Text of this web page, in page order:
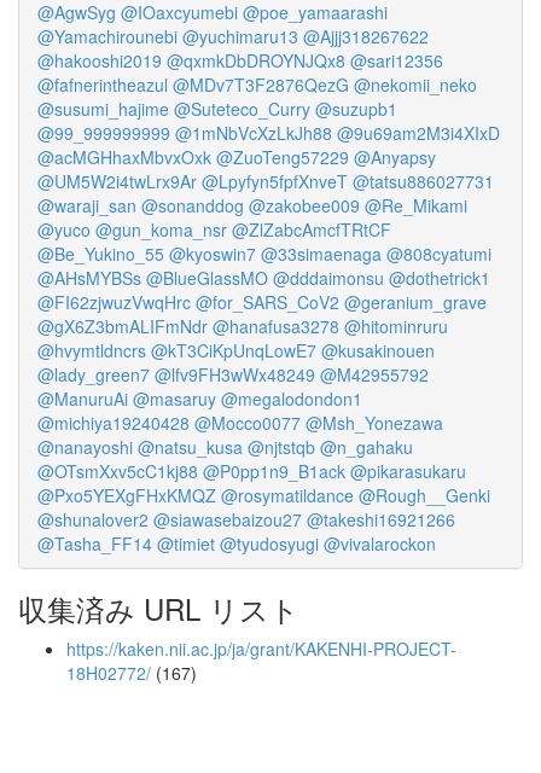
@AgwSyg @IOaxcyumebi @poe_yamaarashi
@Yamachirounebi @yuchimaru13 @Ajjj318267622
@hakooshi2019 @qxmkDbDROYNJQx8 @sari12356
@fafnerintheazul @MDv7T3F2876QezG @nekomii_neko
@susumi_hajime @Suteteco_Curry @suzupb1
@99_999999999 @1mNbVcXzLkJh88 @9u69am2M3i4XIxD
@acMGHhaxMbvxOxk @ZuoTeng57229 @Anyapsy
@UM5W2i4twLrx9Ar @Lpyfyn5fpfXnveT @tatsu886027731
@waraji_san @sonanddog @zakobee009 @Re_Mikami
@yuco @gun_koma_nsr @ZlZabcAmcfTRtCF
@Be_Yukino_55 @kyoswin7 @33simaenaga @808cyatumi
@AHsMYBSs @BlueGlassMO @dddaimonsu @dothetrick1
@FI62zjwuzVwqHrc @for_SARS_CoV2 @geranium_grave
@gX6Z3bmALIFmNdr @hanafusa3278 @hitominruru
@hvymtldncrs @kT3CiKpUnqLowE7 @kusakinouen
@lady_green7 @lfv9FH3wWx48249 @M42955792
@ManuruAi @masaruy @megalodondon1
@michiya19240428 @Mocco0077 @Msh_Yonezawa
@nanayoshi @natsu_kusa @njtstqb @n_gahaku
@OTsmXxv5cC1kj88 @P0pp1n9_B1ack @pikarasukaru
@Pxo5YEXgFHxKMQZ @rosymatildance @Rough__Genki
@shunalover2 @siawasebaizou27 @takeshi16921266
@Tasha_FF14 @timiet @tyudosyugi @vivalarockon
収集済み URL リスト
https://kaken.nii.ac.jp/ja/grant/KAKENHI-PROJECT-
18H02772/ (167)